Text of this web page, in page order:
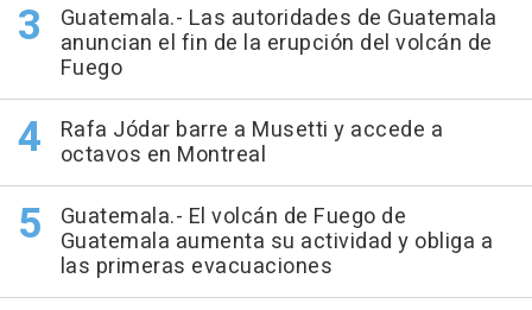
Guatemala.- Las autoridades de Guatemala
anuncian el fin de la erupción del volcán de
Fuego
Rafa Jódar barre a Musetti y accede a
octavos en Montreal
Guatemala.- El volcán de Fuego de
Guatemala aumenta su actividad y obliga a
las primeras evacuaciones